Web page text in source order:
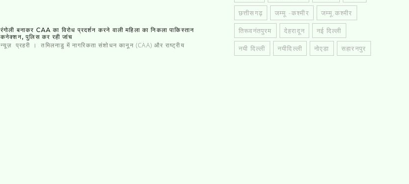
रंगोली बनाकर CAA का विरोध प्रदर्शन करने वाली महिला का निकला पाकिस्‍तान
कनेक्‍शन, पुलिस कर रही जांच
न्यूज़ प्रहरी । तमिलनाडु में नागरिकता संशोधन कानून (CAA) और राष्ट्रीय
छत्तीसगढ़ जम्मू -कश्मीर जम्मू.कश्मीर
तिरूवनंतपुरम देहरादून नई दिल्ली
नयी दिल्ली नयीदिल्ली नोएडा सहारनपुर